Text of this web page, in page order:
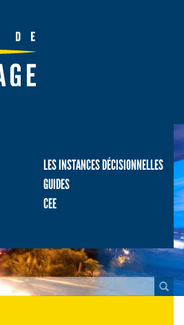
LES INSTANCES DÉCISIONNELLES
GUIDES
CEE